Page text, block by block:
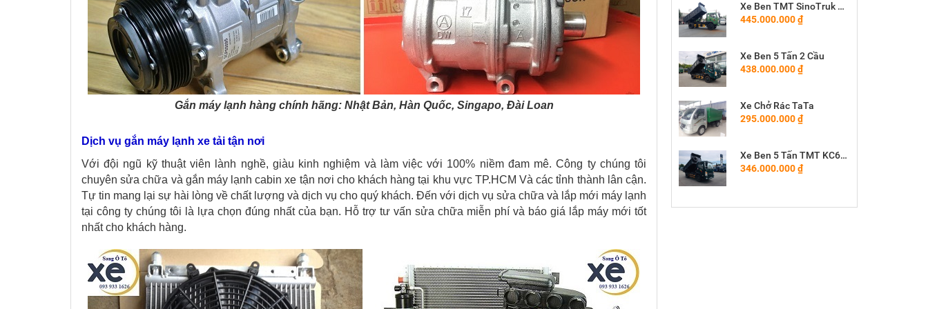
Gắn máy lạnh hàng chính hãng: Nhật Bản, Hàn Quốc, Singapo, Đài Loan
Dịch vụ gắn máy lạnh xe tải tận nơi
Với đội ngũ kỹ thuật viên lành nghề, giàu kinh nghiệm và làm việc với 100% niềm đam mê. Công ty chúng tôi
chuyên sửa chữa và gắn máy lạnh cabin xe tận nơi cho khách hàng tại khu vực TP.HCM Và các tỉnh thành lân cận.
Tự tin mang lại sự hài lòng về chất lượng và dịch vụ cho quý khách. Đến với dịch vụ sửa chữa và lắp mới máy lạnh
tại công ty chúng tôi là lựa chọn đúng nhất của bạn. Hỗ trợ tư vấn sửa chữa miễn phí và báo giá lắp máy mới tốt
nhất cho khách hàng.
Xe Ben TMT SinoTruk 8.5 Tấn
445.000.000 ₫
Xe Ben 5 Tấn 2 Cầu
438.000.000 ₫
Xe Chở Rác TaTa
295.000.000 ₫
Xe Ben 5 Tấn TMT KC6650D
346.000.000 ₫